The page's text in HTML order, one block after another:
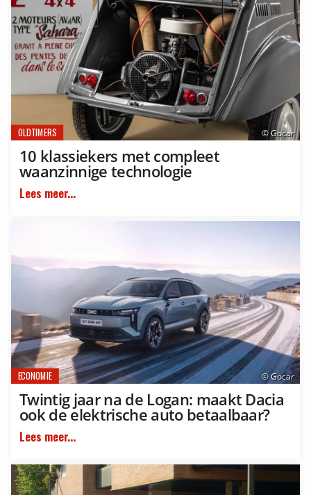
© Gocar
OLDTIMERS
10 klassiekers met compleet
waanzinnige technologie
Lees meer...
© Gocar
ECONOMIE
Twintig jaar na de Logan: maakt Dacia
ook de elektrische auto betaalbaar?
Lees meer...